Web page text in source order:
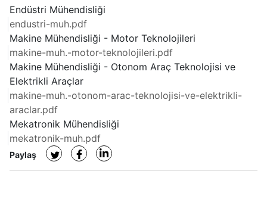
Endüstri Mühendisliği
endustri-muh.pdf
Makine Mühendisliği - Motor Teknolojileri
makine-muh.-motor-teknolojileri.pdf
Makine Mühendisliği - Otonom Araç Teknolojisi ve
Elektrikli Araçlar
makine-muh.-otonom-arac-teknolojisi-ve-elektrikli-
araclar.pdf
Mekatronik Mühendisliği
mekatronik-muh.pdf
Paylaş